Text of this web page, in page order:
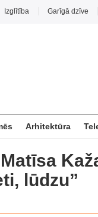
Izglītība Garīgā dzīve
Arhitektūra
lūdzu”